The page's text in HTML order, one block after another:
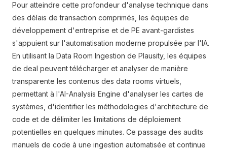
Pour atteindre cette profondeur d'analyse technique dans
des délais de transaction comprimés, les équipes de
développement d'entreprise et de PE avant-gardistes
s'appuient sur l'automatisation moderne propulsée par l'IA.
En utilisant la Data Room Ingestion de Plausity, les équipes
de deal peuvent télécharger et analyser de manière
transparente les contenus des data rooms virtuels,
permettant à l'AI-Analysis Engine d'analyser les cartes de
systèmes, d'identifier les méthodologies d'architecture de
code et de délimiter les limitations de déploiement
potentielles en quelques minutes. Ce passage des audits
manuels de code à une ingestion automatisée et continue